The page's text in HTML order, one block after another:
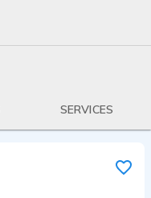
SERVICES